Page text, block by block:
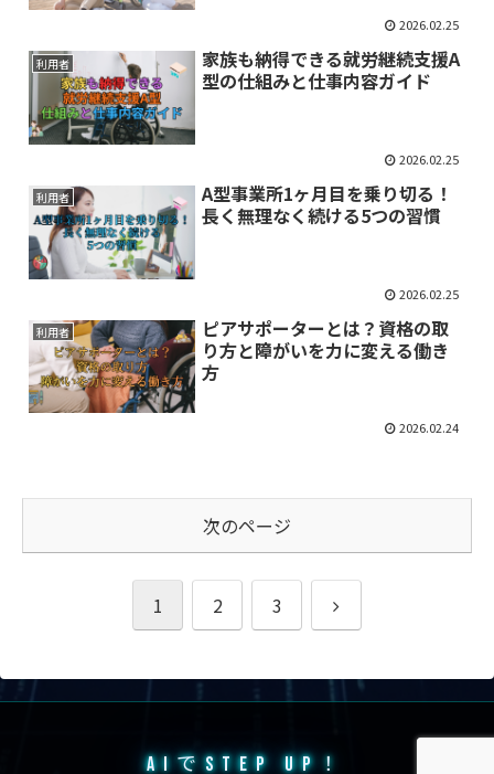
2026.02.25
利用者
家族も納得できる就労継続支援A
型の仕組みと仕事内容ガイド
2026.02.25
利用者
A型事業所1ヶ月目を乗り切る！
長く無理なく続ける5つの習慣
2026.02.25
利用者
ピアサポーターとは？資格の取
り方と障がいを力に変える働き
方
2026.02.24
次のページ
1 2 3
次
AIでSTEP UP！